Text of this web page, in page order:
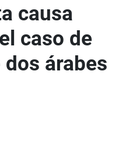
causa
caso de
árabes